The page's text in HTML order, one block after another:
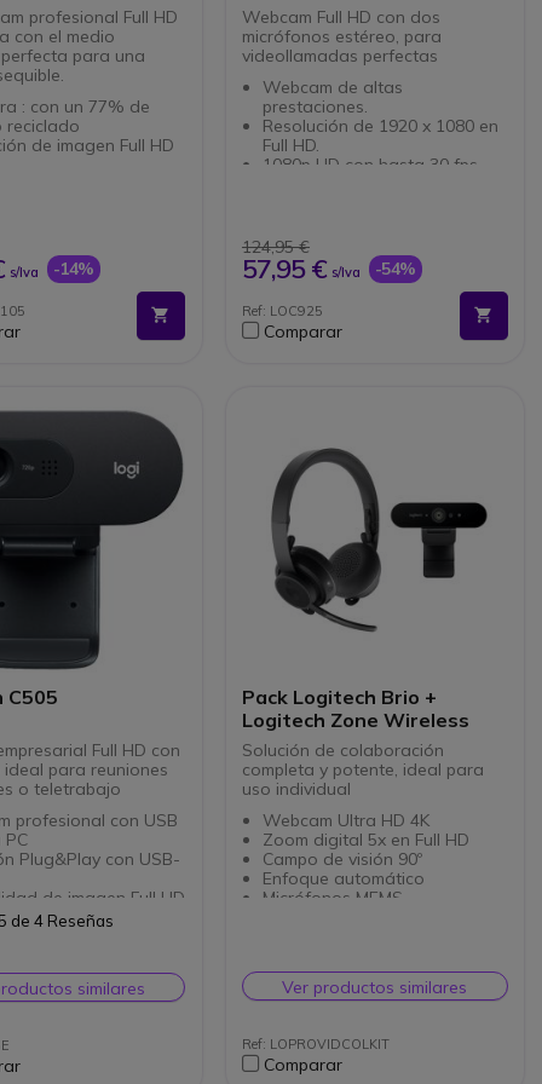
profesional Full HD
con el medio
para una
: con un 77% de
reciclado
de imagen Full HD
objetivo integrada
& Play
por Google Meet y
s/Iva -14%
Webcam Full HD con dos
micrófonos estéreo, para
videollamadas perfectas
Webcam de altas
prestaciones.
Resolución de 1920 x 1080 en
Full HD.
1080p HD con hasta 30 fps.
automática.
Tecnología RightLight2 y
enfoque automático.
Ideal para conferencias con
gran calidad de imagen.
124,95 €
57,95 € s/Iva -54%
Ref: LOC925
Comparar
C505
Full HD con
para reuniones
o teletrabajo
profesional con USB
PC
Plug&Play con USB-
de imagen Full HD
para mejorar sus
3 años
de 4 Reseñas
similares
Pack Logitech Brio +
Logitech Zone Wireless
Solución de colaboración
completa y potente, ideal para
uso individual
Webcam Ultra HD 4K
Zoom digital 5x en Full HD
Campo de visión 90º
Enfoque automático
Micrófonos MEMS
Botón de supresión activa de
ruido para aislamiento
y auricular
Optimizado para Microsoft
Ver productos similares
Ref: LOPROVIDCOLKIT
Comparar